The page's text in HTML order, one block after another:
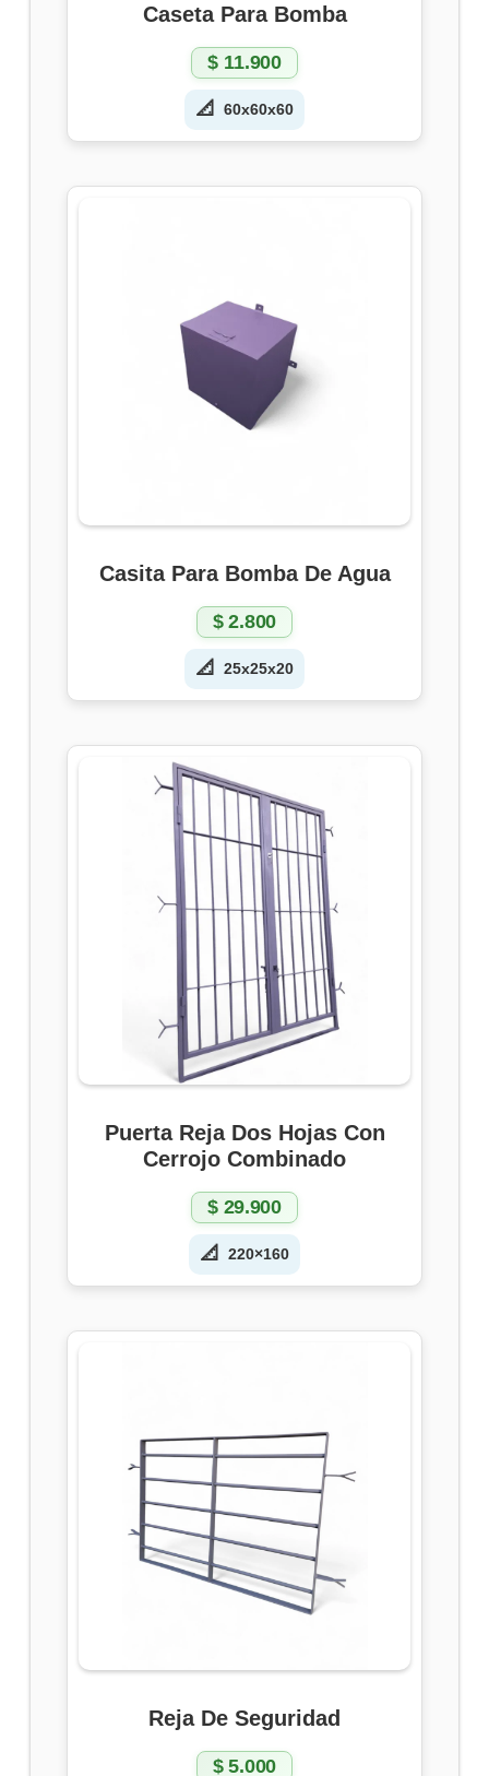
Caseta Para Bomba
📐 60x60x60
$11.900
Casita Para Bomba De Agua
📐 25x25x20
$2.800
Puerta Reja Dos Hojas Con
Cerrojo Combinado
📐 220×160
$29.900
Reja De Seguridad
$5.000